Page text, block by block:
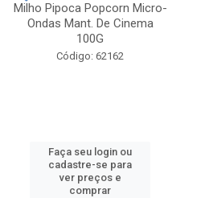
Milho Pipoca Popcorn Micro-
Ondas Mant. De Cinema
100G
Código: 62162
Faça seu login ou
cadastre-se para
ver preços e
comprar